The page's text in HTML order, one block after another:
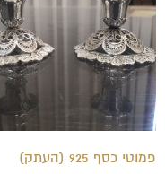
פמוטי כסף 925 (העתק)